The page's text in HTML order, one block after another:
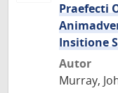
Praefecti
Insitione
Autor
Murray,